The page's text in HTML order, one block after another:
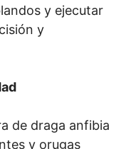
y ejecutar
y
de draga anfibia
y orugas